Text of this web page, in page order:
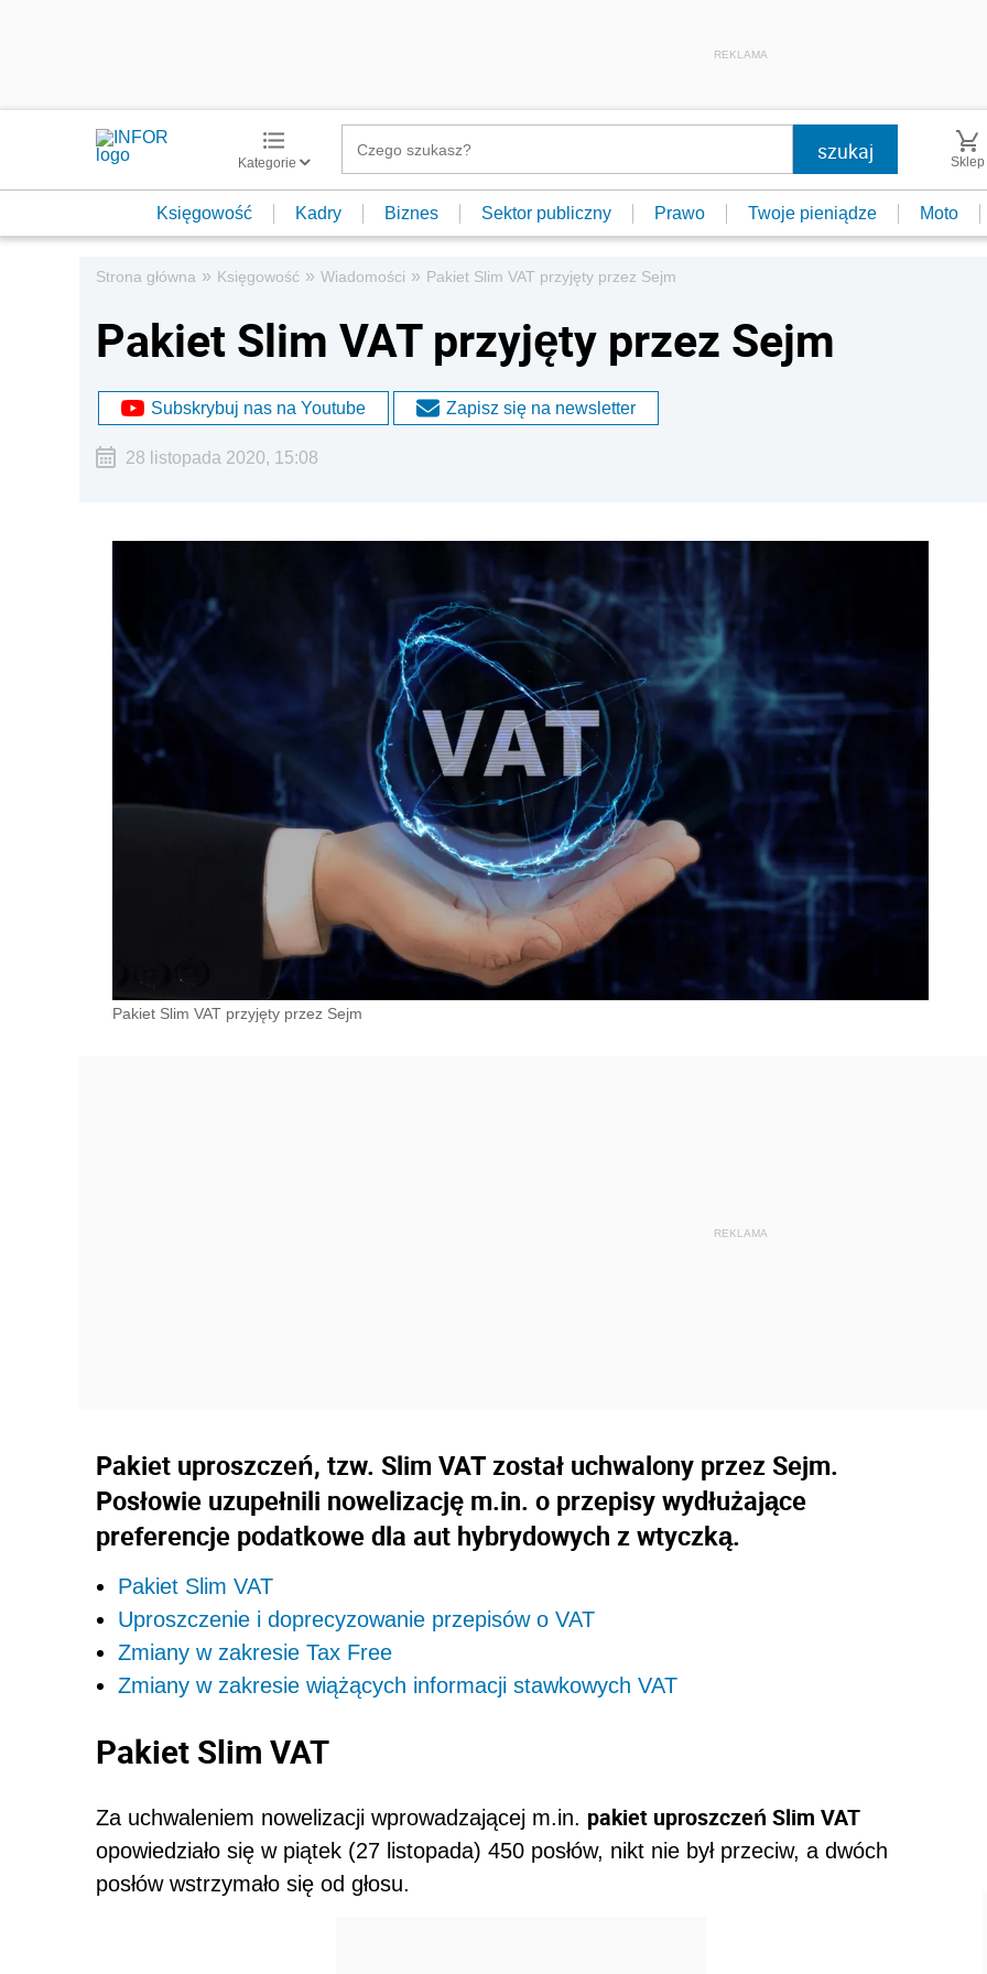
REKLAMA
Kategorie Sklep
Księgowość Kadry Biznes Sektor publiczny Prawo Twoje pieniądze Moto
Strona główna » Księgowość » Wiadomości » Pakiet Slim VAT przyjęty przez Sejm
Pakiet Slim VAT przyjęty przez Sejm
Subskrybuj nas na Youtube Zapisz się na newsletter
28 listopada 2020, 15:08
Pakiet Slim VAT przyjęty przez Sejm
Pakiet uproszczeń, tzw. Slim VAT został uchwalony przez Sejm.
Posłowie uzupełnili nowelizację m.in. o przepisy wydłużające
preferencje podatkowe dla aut hybrydowych z wtyczką.
Pakiet Slim VAT
Uproszczenie i doprecyzowanie przepisów o VAT
Zmiany w zakresie Tax Free
Zmiany w zakresie wiążących informacji stawkowych VAT
Pakiet Slim VAT
Za uchwaleniem nowelizacji wprowadzającej m.in. pakiet uproszczeń Slim VAT
opowiedziało się w piątek (27 listopada) 450 posłów, nikt nie był przeciw, a dwóch
posłów wstrzymało się od głosu.